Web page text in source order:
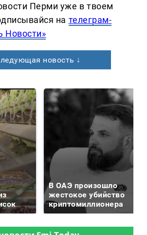
Перми уже в твоем
на телеграм-
Новости»
новость ↓
В ОАЭ произошло
жестокое убийство
криптомиллионера